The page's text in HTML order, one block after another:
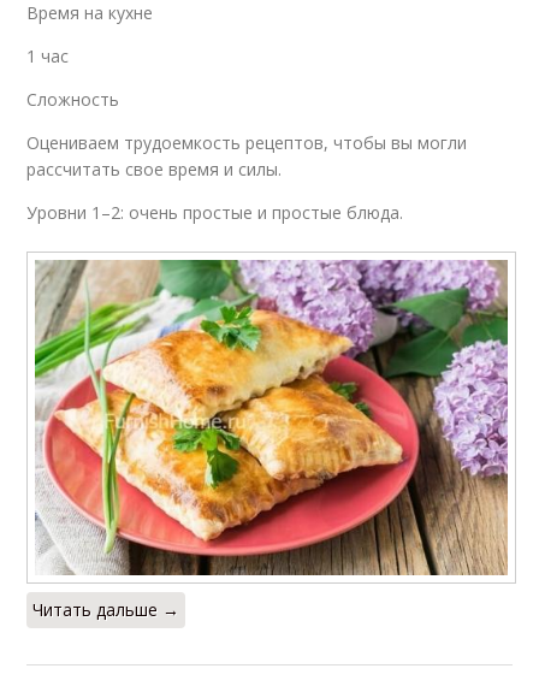
Время на кухне
1 час
Сложность
Оцениваем трудоемкость рецептов, чтобы вы могли
рассчитать свое время и силы.
Уровни 1–2: очень простые и простые блюда.
Читать дальше →